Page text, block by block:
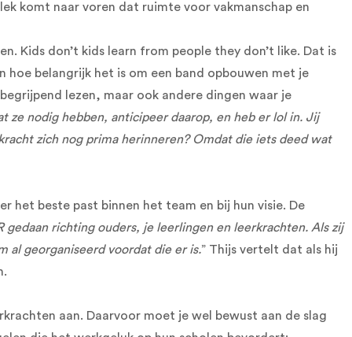
komt naar voren dat ruimte voor vakmanschap en
Kids don’t kids learn from people they don’t like. Dat is
hoe belangrijk het is om een band opbouwen met je
lezen, maar ook andere dingen waar je
ze nodig hebben, anticipeer daarop, en heb er lol in. Jij
zich nog prima herinneren? Omdat die iets deed wat
het beste past binnen het team en bij hun visie. De
richting ouders, je leerlingen en leerkrachten. Als zij
al georganiseerd voordat die er is.” Thijs vertelt dat als hij
aan. Daarvoor moet je wel bewust aan de slag